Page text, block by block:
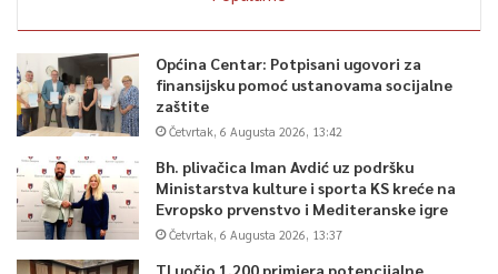
Općina Centar: Potpisani ugovori za
finansijsku pomoć ustanovama socijalne
zaštite
Četvrtak, 6 Augusta 2026, 13:42
Bh. plivačica Iman Avdić uz podršku
Ministarstva kulture i sporta KS kreće na
Evropsko prvenstvo i Mediteranske igre
Četvrtak, 6 Augusta 2026, 13:37
TI uočio 1.200 primjera potencijalne